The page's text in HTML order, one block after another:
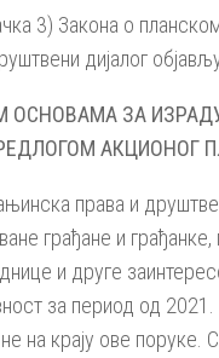
3) Закона о
дијалог
ОСНОВАМА ЗА
АКЦИОНОГ
права и
грађане и
и друге
за период од
на крају ове поруке.